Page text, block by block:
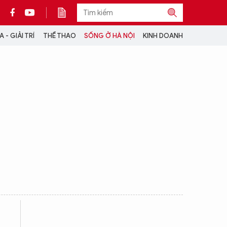
- GIẢI TRÍ THỂ THAO SỐNG Ở HÀ NỘI KINH DOANH